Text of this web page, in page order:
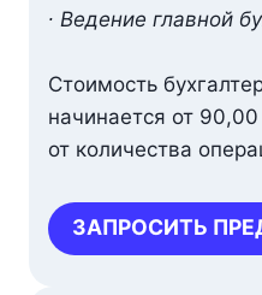
∙ Ведение главной
Стоимость
начинается от
от количества
ЗАПРОСИТЬ